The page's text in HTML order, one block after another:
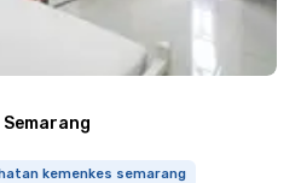
kemenkes semarang